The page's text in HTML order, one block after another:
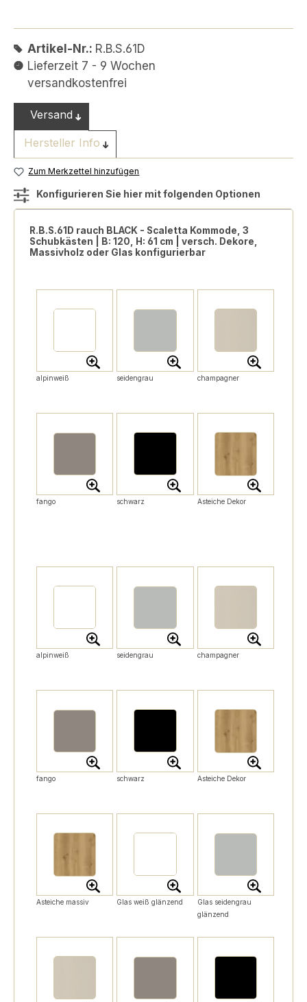
Artikel-Nr.: R.B.S.61D
Lieferzeit 7 - 9 Wochen
versandkostenfrei
Versand
Hersteller Info
Zum Merkzettel hinzufügen
Konfigurieren Sie hier mit folgenden Optionen
R.B.S.61D rauch BLACK - Scaletta Kommode, 3
Schubkästen | B: 120, H: 61 cm | versch. Dekore,
Massivholz oder Glas konfigurierbar
alpinweiß seidengrau champagner
fango schwarz Asteiche Dekor
alpinweiß seidengrau champagner
fango schwarz Asteiche Dekor
Asteiche massiv Glas weiß glänzend
Glas seidengrau
glänzend